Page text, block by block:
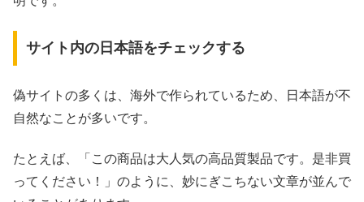
サイト内の日本語をチェックする
偽サイトの多くは、海外で作られているため、日本語が不
自然なことが多いです。
たとえば、「この商品は大人気の高品質製品です。是非買
ってください！」のように、妙にぎこちない文章が並んで